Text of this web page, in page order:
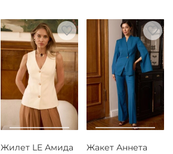
Жилет LE Амида
Жакет Аннета